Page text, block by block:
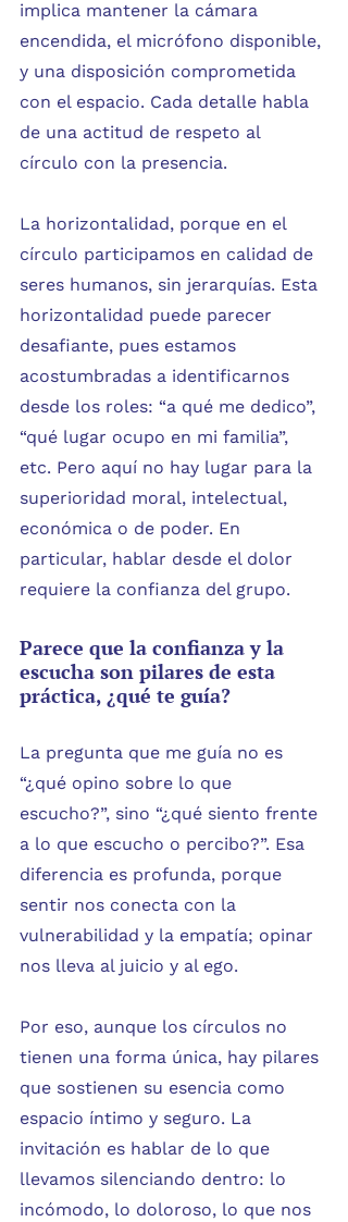
implica mantener la cámara
encendida, el micrófono disponible,
y una disposición comprometida
con el espacio. Cada detalle habla
de una actitud de respeto al
círculo con la presencia.
La horizontalidad, porque en el
círculo participamos en calidad de
seres humanos, sin jerarquías. Esta
horizontalidad puede parecer
desafiante, pues estamos
acostumbradas a identificarnos
desde los roles: “a qué me dedico”,
“qué lugar ocupo en mi familia”,
etc. Pero aquí no hay lugar para la
superioridad moral, intelectual,
económica o de poder. En
particular, hablar desde el dolor
requiere la confianza del grupo.
Parece que la confianza y la
escucha son pilares de esta
práctica, ¿qué te guía?
La pregunta que me guía no es
“¿qué opino sobre lo que
escucho?”, sino “¿qué siento frente
a lo que escucho o percibo?”. Esa
diferencia es profunda, porque
sentir nos conecta con la
vulnerabilidad y la empatía; opinar
nos lleva al juicio y al ego.
Por eso, aunque los círculos no
tienen una forma única, hay pilares
que sostienen su esencia como
espacio íntimo y seguro. La
invitación es hablar de lo que
llevamos silenciando dentro: lo
incómodo, lo doloroso, lo que nos